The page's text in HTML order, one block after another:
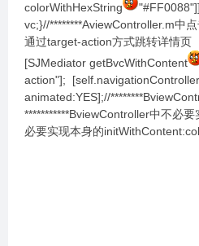
colorWithHexString
vc;}//********AviewController.m中
通过target-action方式跳转详情页
[SJMediator getBvcWithContent
action"];
animated:YES];//
***********BviewController中不必
必要实现本身的